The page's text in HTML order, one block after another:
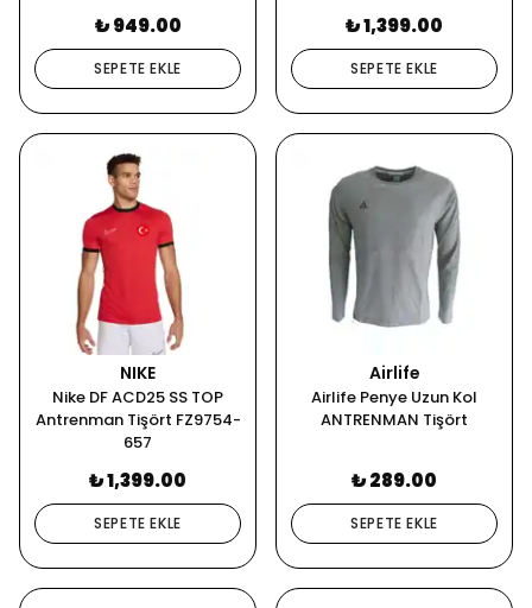
₺ 949.00
SEPETE EKLE
₺ 1,399.00
SEPETE EKLE
NIKE
Nike DF ACD25 SS TOP
Antrenman Tişört FZ9754-
657
₺ 1,399.00
SEPETE EKLE
Airlife
Airlife Penye Uzun Kol
ANTRENMAN Tişört
₺ 289.00
SEPETE EKLE